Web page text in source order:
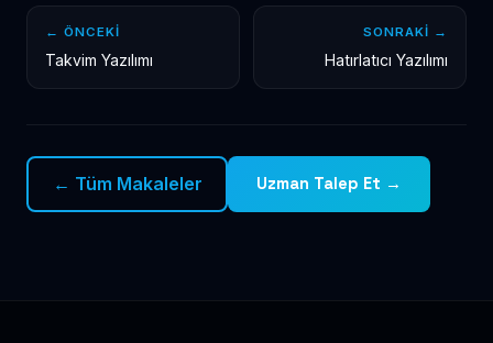
← ÖNCEKI
Takvim Yazılımı
SONRAKI →
Hatırlatıcı Yazılımı
← Tüm Makaleler Uzman Talep Et →